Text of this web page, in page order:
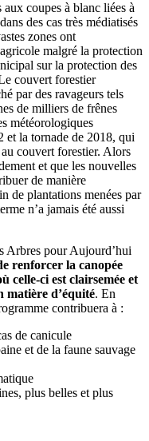
coupes à blanc liées à
des cas très médiatisés
zones ont
malgré la protection
sur la protection des
couvert forestier
par des ravageurs tels
de milliers de frênes
météorologiques
et la tornade de 2018, qui
couvert forestier. Alors
et que les nouvelles
de manière
de plantations menées par
n’a jamais été aussi
Arbres pour Aujourd’hui
renforcer la canopée
celle-ci est clairsemée et
matière d’équité. En
contribuera à :
de canicule
et de la faune sauvage
plus belles et plus